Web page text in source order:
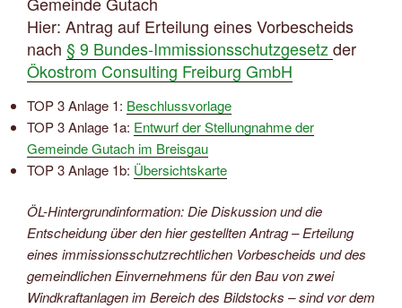
Hier: Antrag auf Erteilung eines Vorbescheids
nach § 9 Bundes-Immissionsschutzgesetzder
Ökostrom Consulting Freiburg GmbH
TOP 3 Anlage 1: Beschlussvorlage
TOP 3 Anlage 1a: Entwurf der Stellungnahme der
Gemeinde Gutach im Breisgau
TOP 3 Anlage 1b: Übersichtskarte
ÖL-Hintergrundinformation: Die Diskussion und die
Entscheidung über den hier gestellten Antrag – Erteilung
eines immissionsschutzrechtlichen Vorbescheids und des
gemeindlichen Einvernehmens für den Bau von zwei
Windkraftanlagen im Bereich des Bildstocks – sind vor dem